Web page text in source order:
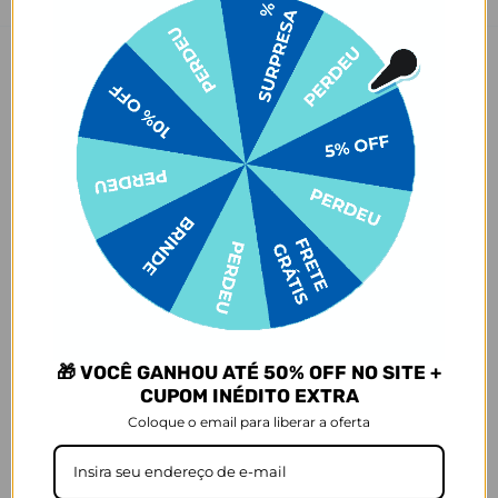
Garrafa Térmica Urban
, disponível em Preto, Branco,
Rosa e Azul Royal. A Urban tem uma capacidade de 500ml em um
design slim, perfeita para quem busca praticidade no dia a dia.
Contando com a qualidade Gocase que você já conhece, sua bebida
permanece quente por até 12 horas ou fria por até 24 horas. Além
disso, tem uma alça removível super prática, tornando o transporte
mais fácil e conveniente.
Agora vem a melhor parte: está disponível em centenas de
estampas que agradam desde os minimalistas até os pais de pets e
amantes de futebol. E claro, isso tudo sem mencionar todos os
personagens mais amados que fazem parte do nosso portfólio. Seja
qual for sua personalidade, existe uma estampa perfeita te
esperando! Para o trabalho, academia ou aventuras diárias, esta
Quer uma dica? Para manter sua bebida ainda mais gelada,
recomendamos colocar gelo dentro da garrafa.
Dimensões e Composição
- Capacidade: 500ml
- Composição: Aço inoxidável 304 (aço inoxidável 18/8)
🎁 VOCÊ GANHOU ATÉ 50% OFF NO SITE +
CUPOM INÉDITO EXTRA
Coloque o email para liberar a oferta